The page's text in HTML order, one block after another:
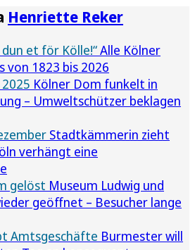
Henriette Reker
dun et för Kölle!“Alle Kölner
von 1823 bis 2026
Kölner Dom funkelt in
– Umweltschützer beklagen
Stadtkämmerin zieht
verhängt eine
gelöst Museum Ludwig und
geöffnet – Besucher lange
Amtsgeschäfte Burmester will